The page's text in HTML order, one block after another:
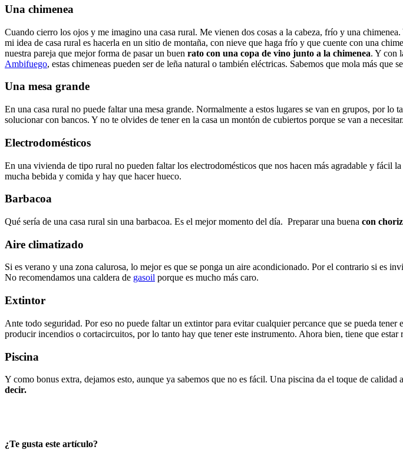
Una chimenea
Cuando cierro los ojos y me imagino una casa rural. Me vienen dos cosas a la cabeza, frío y una
mi idea de casa rural es hacerla en un sitio de montaña, con nieve que haga frío y que cuente con una
nuestra pareja que mejor forma de pasar un buen rato con una copa de vino junto a la chimenea. Y con
Ambifuego, estas chimeneas pueden ser de leña natural o también eléctricas. Sabemos que mola más que
Una mesa grande
En una casa rural no puede faltar una mesa grande. Normalmente a estos lugares se van en grupos, por lo
solucionar con bancos. Y no te olvides de tener en la casa un montón de cubiertos porque se van a necesitar.
Electrodomésticos
En una vivienda de tipo rural no pueden faltar los electrodomésticos que nos hacen más agradable y fácil
mucha bebida y comida y hay que hacer hueco.
Barbacoa
Qué sería de una casa rural sin una barbacoa. Es el mejor momento del día. Preparar una buena con
Aire climatizado
Si es verano y una zona calurosa, lo mejor es que se ponga un aire acondicionado. Por el contrario si es
No recomendamos una caldera de gasoil porque es mucho más caro.
Extintor
Ante todo seguridad. Por eso no puede faltar un extintor para evitar cualquier percance que se pueda tener
producir incendios o cortacircuitos, por lo tanto hay que tener este instrumento. Ahora bien, tiene que estar
Piscina
Y como bonus extra, dejamos esto, aunque ya sabemos que no es fácil. Una piscina da el toque de calidad
decir.
¿Te gusta este artículo?